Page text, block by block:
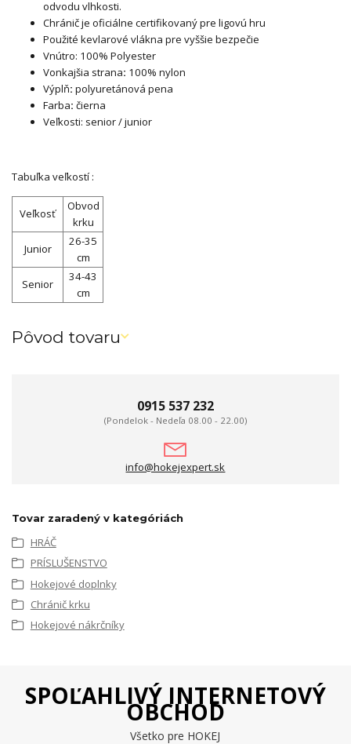
odvodu vlhkosti.
Chránič je oficiálne certifikovaný pre ligovú hru
Použité kevlarové vlákna pre vyššie bezpečie
Vnútro: 100% Polyester
Vonkajšia strana: 100% nylon
Výplň: polyuretánová pena
Farba: čierna
Veľkosti: senior / junior
Tabuľka veľkostí :
Veľkosť
Obvod
krku
Junior
26-35
cm
Senior
34-43
cm
Pôvod tovaru
0915 537 232
(Pondelok - Nedeľa 08.00 - 22.00)
info@hokejexpert.sk
Tovar zaradený v kategóriách
HRÁČ
PRÍSLUŠENSTVO
Hokejové doplnky
Chránič krku
Hokejové nákrčníky
SPOĽAHLIVÝ INTERNETOVÝ
OBCHOD
Všetko pre HOKEJ